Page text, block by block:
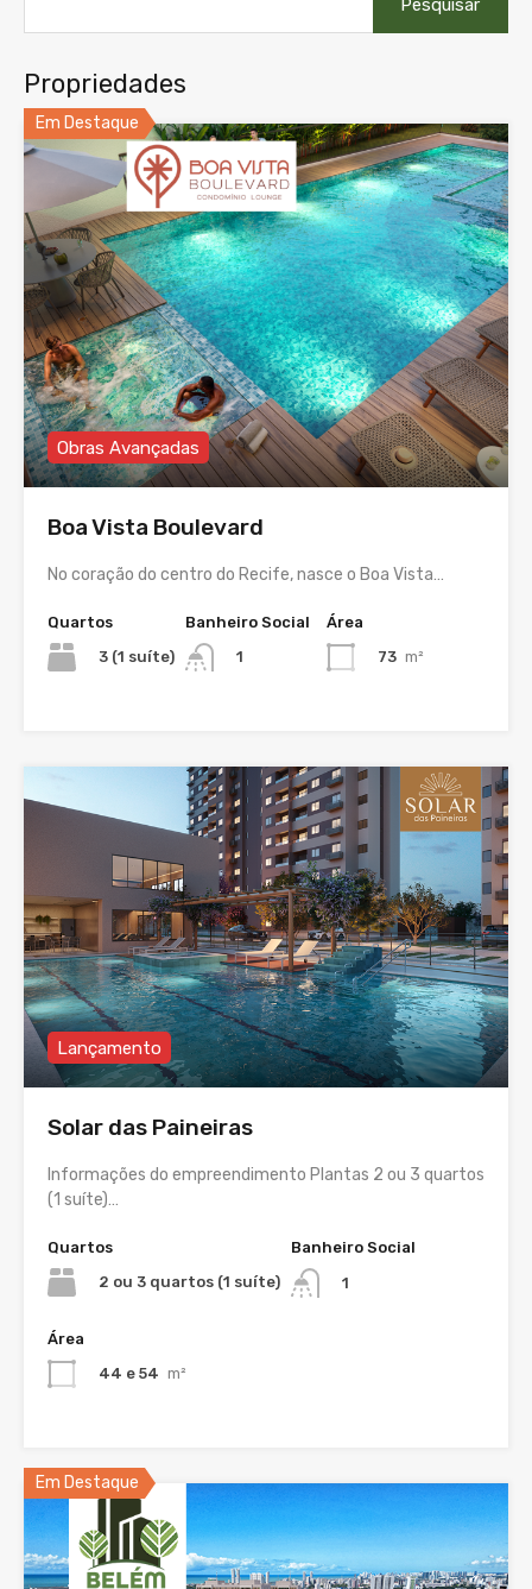
por:
Propriedades
Em Destaque
Obras Avançadas
Boa Vista Boulevard
No coração do centro do Recife, nasce o Boa Vista…
Quartos
3 (1 suíte)
Banheiro Social
1
Área
73 m²
Lançamento
Solar das Paineiras
Informações do empreendimento Plantas 2 ou 3 quartos
(1 suíte)…
Quartos
2 ou 3 quartos (1 suíte)
Banheiro Social
1
Área
44 e 54 m²
Em Destaque